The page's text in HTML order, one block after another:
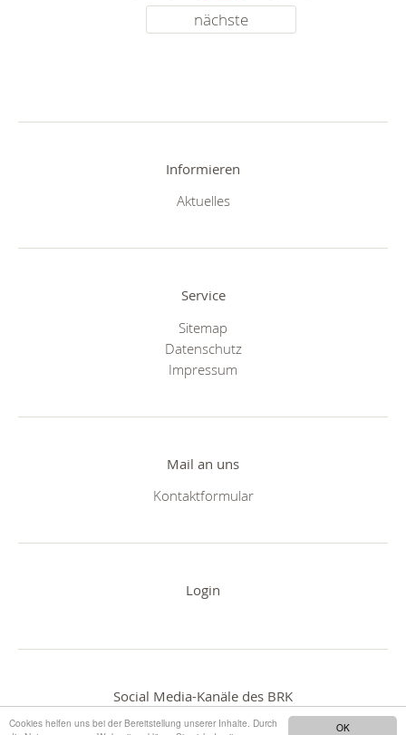
OK
Cookies helfen uns bei der Bereitstellung unserer Inhalte. Durch
nächste
Informieren
Aktuelles
Service
Sitemap
Datenschutz
Impressum
Mail an uns
Kontaktformular
Login
Social Media-Kanäle des BRK